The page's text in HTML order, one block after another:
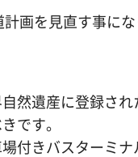
画を見直す事に
然遺産に登録さ
です。
付きバスターミ